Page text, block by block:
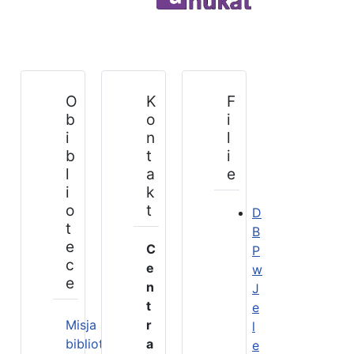
O
b
i
b
l
i
o
t
e
c
e
Misja
biblioteki
K
o
n
t
a
k
t
C
e
n
t
r
a
F
i
l
i
e
D
B
P
w
J
e
l
e